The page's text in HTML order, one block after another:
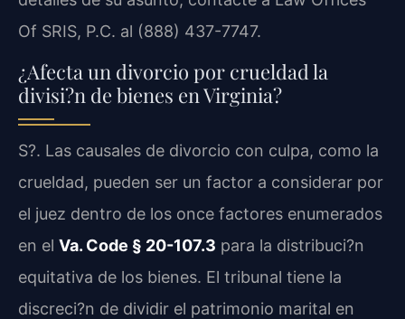
Of SRIS, P.C. al (888) 437-7747.
¿Afecta un divorcio por crueldad la
divisi?n de bienes en Virginia?
S?. Las causales de divorcio con culpa, como la
crueldad, pueden ser un factor a considerar por
el juez dentro de los once factores enumerados
en el Va. Code § 20-107.3 para la distribuci?n
equitativa de los bienes. El tribunal tiene la
discreci?n de dividir el patrimonio marital en